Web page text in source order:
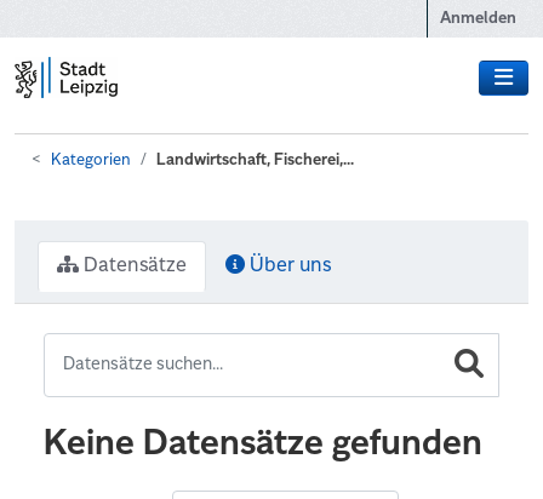
Anmelden
Kategorien Landwirtschaft, Fischerei,...
Datensätze Über uns
Keine Datensätze gefunden